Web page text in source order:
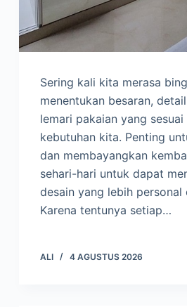
Sering kali kita merasa
menentukan besaran,
lemari pakaian yang sesuai
kebutuhan kita. Penting
dan membayangkan
sehari-hari untuk dapat
desain yang lebih personal
Karena tentunya setiap…
ALI 4 AGUSTUS 2026